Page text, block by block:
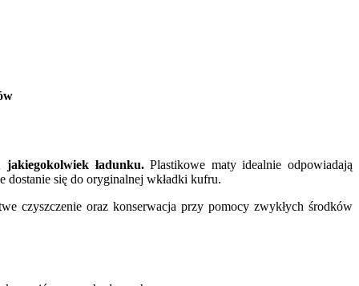
jakiegokolwiek ładunku.Plastikowe maty idealnie odpowiadają
dostanie się do oryginalnej wkładki kufru.
czyszczenie oraz konserwacja przy pomocy zwykłych środków